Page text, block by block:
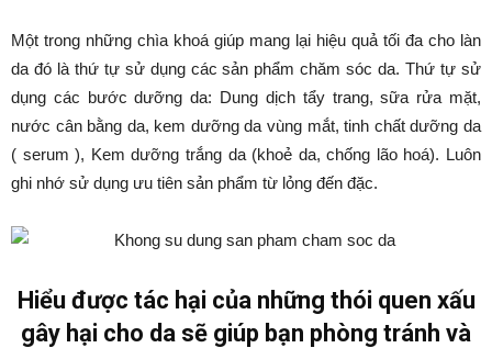
Một trong những chìa khoá giúp mang lại hiệu quả tối đa cho làn
da đó là thứ tự sử dụng các sản phẩm chăm sóc da. Thứ tự sử
dụng các bước dưỡng da: Dung dịch tẩy trang, sữa rửa mặt,
nước cân bằng da, kem dưỡng da vùng mắt, tinh chất dưỡng da
( serum ), Kem dưỡng trắng da (khoẻ da, chống lão hoá). Luôn
ghi nhớ sử dụng ưu tiên sản phẩm từ lỏng đến đặc.
Hiểu được tác hại của những thói quen xấu
gây hại cho da sẽ giúp bạn phòng tránh và